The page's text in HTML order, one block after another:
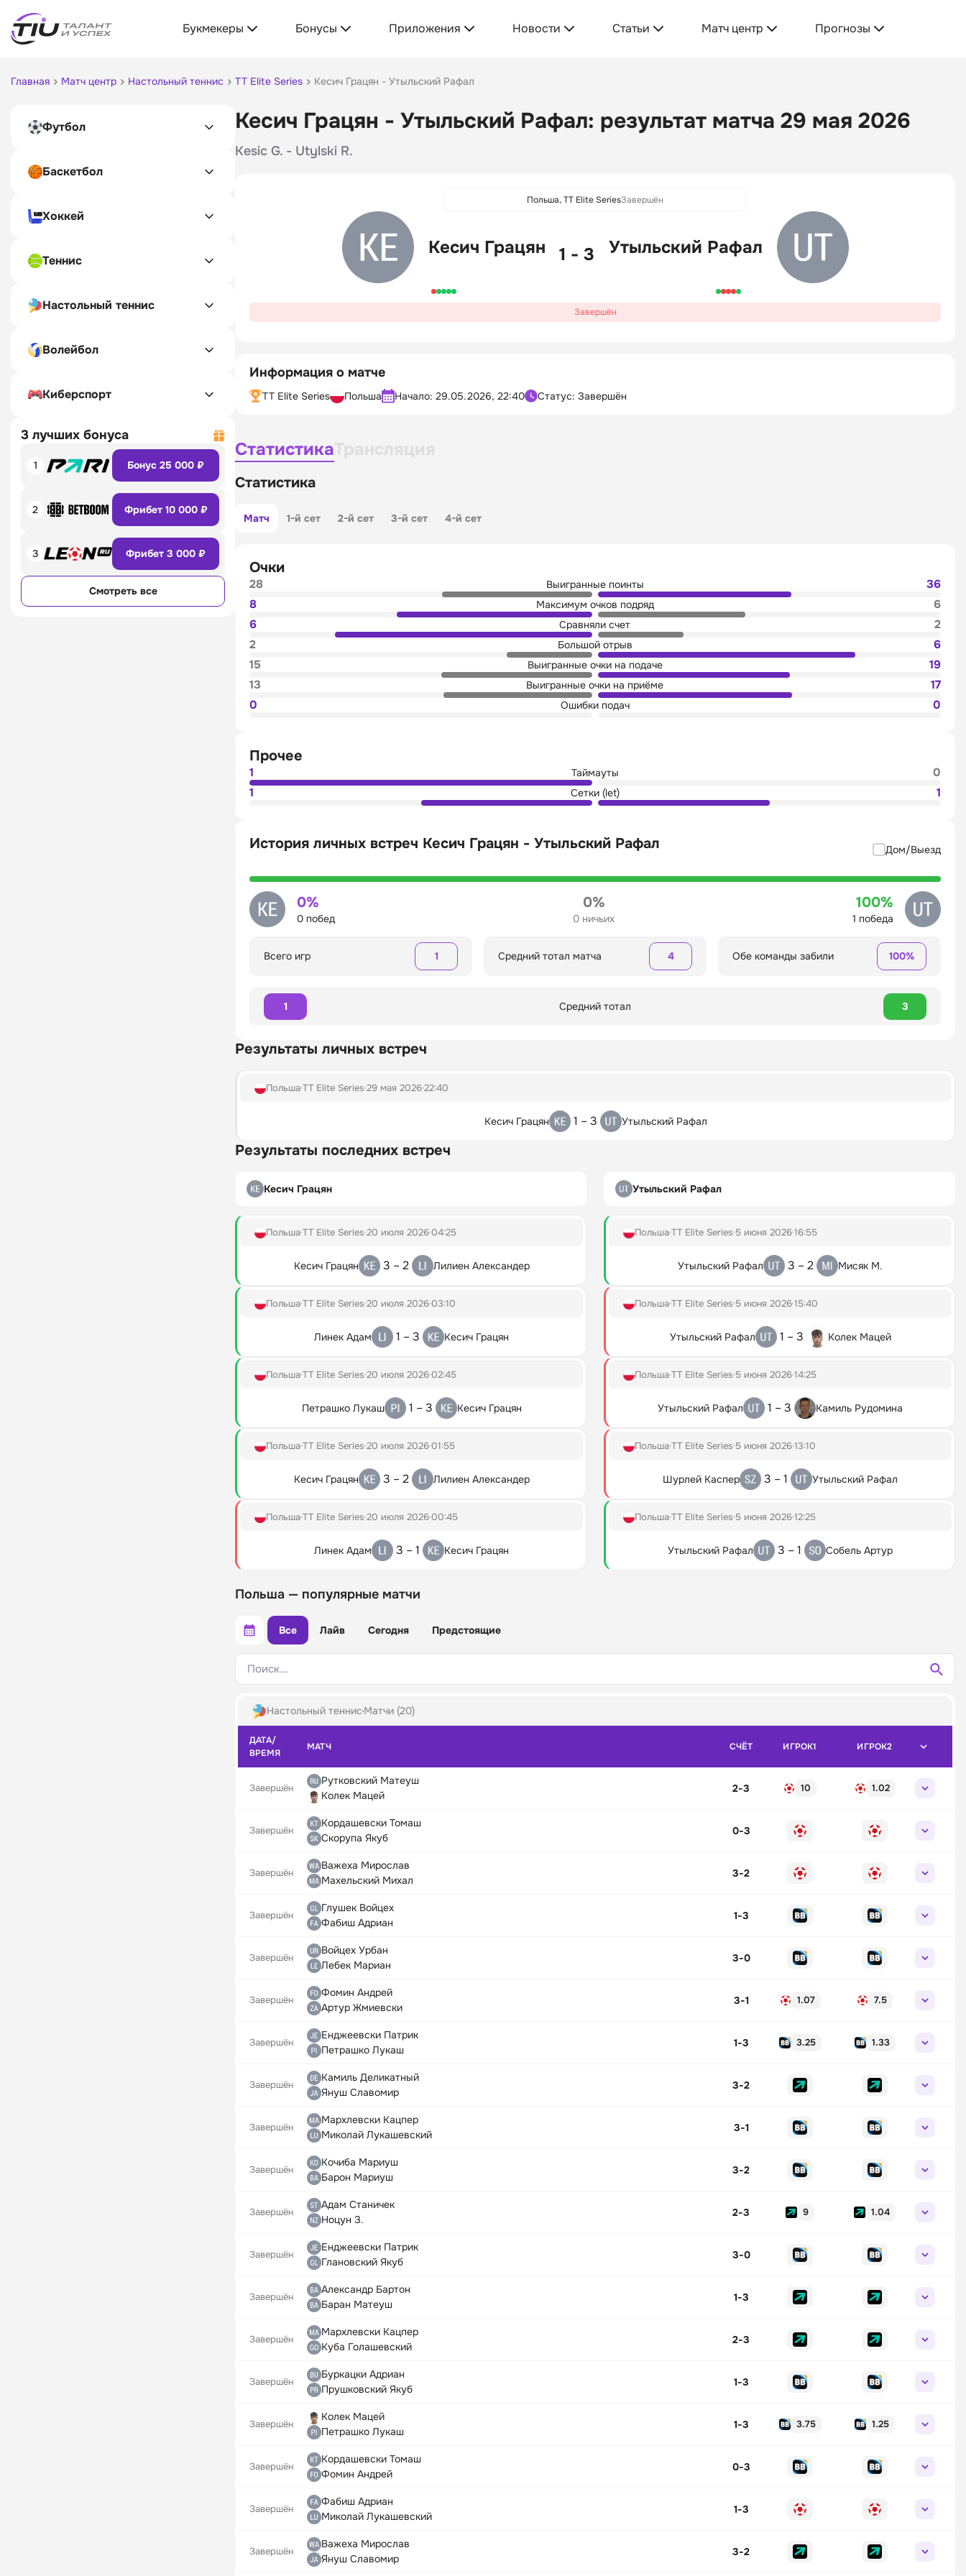
Букмекеры Бонусы Приложения Новости Статьи Матч центр Прогнозы
Главная Матч центр Настольный теннис TT Elite Series Кесич Грацян - Утыльский Рафал
Футбол
Баскетбол
Хоккей
Теннис
Настольный теннис
Волейбол
Киберспорт
3 лучших бонуса
1 Бонус 25 000 ₽
2 Фрибет 10 000 ₽
3 Фрибет 3 000 ₽
Смотреть все
Кесич Грацян - Утыльский Рафал: результат матча 29 мая 2026
Kesic G. - Utylski R.
Польша, TT Elite SeriesЗавершён
Кесич Грацян 1 - 3 Утыльский Рафал
Завершён
Информация о матче
TT Elite Series Польша Начало: 29.05.2026, 22:40 Статус: Завершён
Статистика
Статистика
Матч 1-й сет 2-й сет 3-й сет 4-й сет
Очки
28 Выигранные поинты
36
8
Максимум очков подряд
6
6
Сравняли счет
2
2
Большой отрыв
6
15
Выигранные очки на подаче
19
13
Выигранные очки на приёме
17
0
Ошибки подач 0
Прочее
1 Таймауты
0
1
Сетки (let) 1
История личных встреч Кесич Грацян - Утыльский Рафал Дом/Выезд
0%
0 побед
0%
0 ничьих
100%
1 победа
Всего игр 1 Средний тотал матча 4 Обе команды забили 100%
1 Средний тотал 3
Результаты личных встреч
ПольшаTT Elite Series 29 мая 202622:40
Кесич Грацян 1 – 3 Утыльский Рафал
Результаты последних встреч
Кесич Грацян
ПольшаTT Elite Series 20 июля 202604:25
Кесич Грацян 3 – 2 Лилиен Александер
ПольшаTT Elite Series 20 июля 202603:10
Линек Адам 1 – 3 Кесич Грацян
ПольшаTT Elite Series 20 июля 202602:45
Петрашко Лукаш 1 – 3 Кесич Грацян
ПольшаTT Elite Series 20 июля 202601:55
Кесич Грацян 3 – 2 Лилиен Александер
ПольшаTT Elite Series 20 июля 202600:45
Линек Адам 3 – 1 Кесич Грацян
Утыльский Рафал
ПольшаTT Elite Series 5 июня 202616:55
Утыльский Рафал 3 – 2 Мисяк М.
ПольшаTT Elite Series 5 июня 202615:40
Утыльский Рафал 1 – 3 Колек Мацей
ПольшаTT Elite Series 5 июня 202614:25
Утыльский Рафал 1 – 3 Камиль Рудомина
ПольшаTT Elite Series 5 июня 202613:10
Шурлей Каспер 3 – 1 Утыльский Рафал
ПольшаTT Elite Series 5 июня 202612:25
Утыльский Рафал 3 – 1 Собель Артур
Польша — популярные матчи
Все Лайв Сегодня Предстоящие
Поиск...
Настольный теннис Матчи (20)
ДАТА/
ВРЕМЯ
МАТЧ СЧЁТ ИГРОК1 ИГРОК2
Завершён
Рутковский Матеуш
Колек Мацей
2-3 10 1.02
Завершён
Кордашевски Томаш
Скорупа Якуб
0-3
Завершён
Важеха Мирослав
Махельский Михал
3-2
Завершён
Глушек Войцех
Фабиш Адриан
1-3
Завершён
Войцех Урбан
Лебек Мариан
3-0
Завершён
Фомин Андрей
Артур Жмиевски
3-1 1.07 7.5
Завершён
Енджеевски Патрик
Петрашко Лукаш
1-3 3.25 1.33
Завершён
Камиль Деликатный
Януш Славомир
3-2
Завершён
Мархлевски Кацпер
Миколай Лукашевский
3-1
Завершён
Кочиба Мариуш
Барон Мариуш
3-2
Завершён
Адам Станичек
Ноцун З.
2-3 9 1.04
Завершён
Енджеевски Патрик
Глановский Якуб
3-0
Завершён
Александр Бартон
Баран Матеуш
1-3
Завершён
Мархлевски Кацпер
Куба Голашевский
2-3
Завершён
Буркацки Адриан
Прушковский Якуб
1-3
Завершён
Колек Мацей
Петрашко Лукаш
1-3 3.75 1.25
Завершён
Кордашевски Томаш
Фомин Андрей
0-3
Завершён
Фабиш Адриан
Миколай Лукашевский
1-3
Завершён
Важеха Мирослав
Януш Славомир
3-2